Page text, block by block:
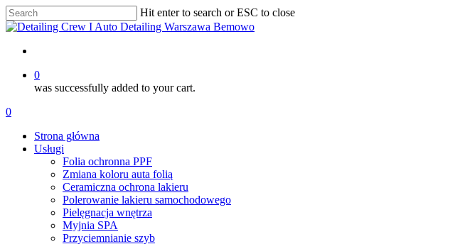
Skip
to
content
Hit enter to search or ESC to close
Close
0
was successfully added to your cart.
Menu
account
0
Strona główna
Usługi
Folia ochronna PPF
Zmiana koloru auta folią
Ceramiczna ochrona lakieru
Polerowanie lakieru samochodowego
Pielęgnacja wnętrza
Myjnia SPA
Przyciemnianie szyb